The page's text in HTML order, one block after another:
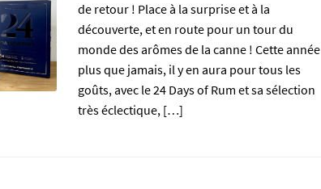
de retour ! Place à la surprise et à la
découverte, et en route pour un tour du
monde des arômes de la canne ! Cette année
plus que jamais, il y en aura pour tous les
goûts, avec le 24 Days of Rum et sa sélection
très éclectique, […]